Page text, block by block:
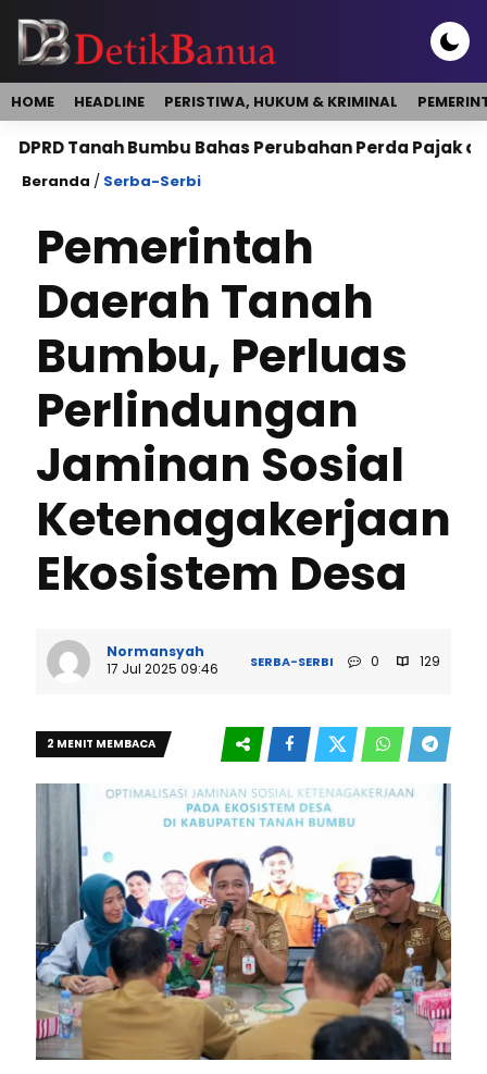
HOME HEADLINE PERISTIWA, HUKUM & KRIMINAL
Bumbu Bahas Perubahan Perda Pajak dan
Beranda / Serba-Serbi
Pemerintah
Daerah Tanah
Bumbu, Perluas
Perlindungan
Jaminan Sosial
Ketenagakerjaan
Ekosistem Desa
Normansyah
17 Jul 2025 09:46
SERBA-SERBI 0 129
2 MENIT MEMBACA